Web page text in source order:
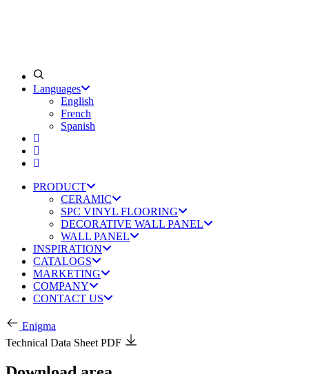
Languages
English
French
Spanish
PRODUCT
CERAMIC
SPC VINYL FLOORING
DECORATIVE WALL PANEL
WALL PANEL
INSPIRATION
CATALOGS
MARKETING
COMPANY
CONTACT US
Enigma
Technical Data Sheet PDF